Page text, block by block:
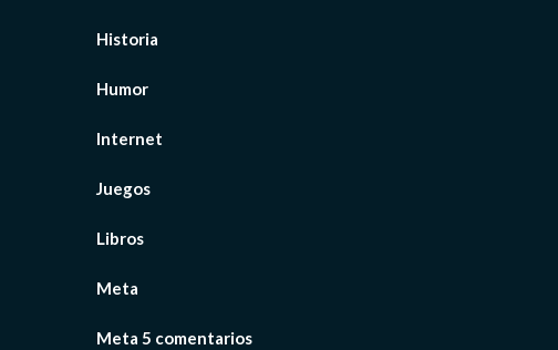
Historia
Humor
Internet
Juegos
Libros
Meta
Meta 5 comentarios